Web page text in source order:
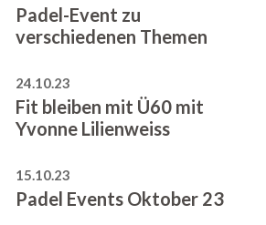
Padel-Event zu
verschiedenen Themen
24.10.23
Fit bleiben mit Ü60 mit
Yvonne Lilienweiss
15.10.23
Padel Events Oktober 23